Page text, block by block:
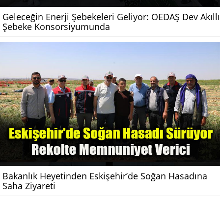
Geleceğin Enerji Şebekeleri Geliyor: OEDAŞ Dev Akıllı
Şebeke Konsorsiyumunda
Bakanlık Heyetinden Eskişehir’de Soğan Hasadına
Saha Ziyareti